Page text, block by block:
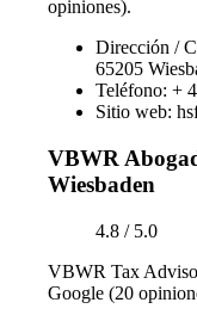
opiniones).
Dirección /
65205
Teléfono: +
Sitio web:
VBWR
Wiesbaden
4.8 / 5.0
VBWR Tax
Google (20